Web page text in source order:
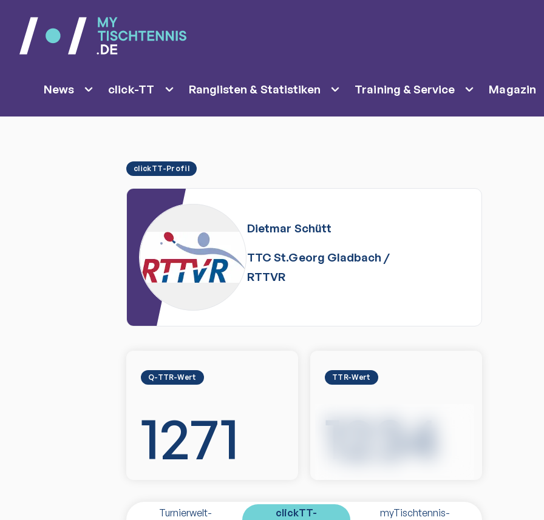
News click-TT Ranglisten & Statistiken Training & Service Magazin
clickTT-Profil
Dietmar Schütt
TTC St.Georg Gladbach /
RTTVR
Q-TTR-Wert
1271
TTR-Wert
1234
Turnierwelt-
clickTT-
myTischtennis-